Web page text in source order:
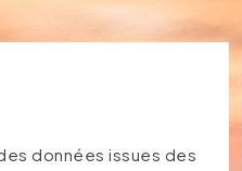
données issues des